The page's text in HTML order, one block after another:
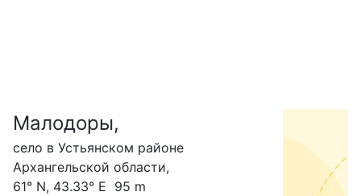
Малодоры,
село в Устьянском районе
Архангельской области,
61° N, 43.33° E 95 m